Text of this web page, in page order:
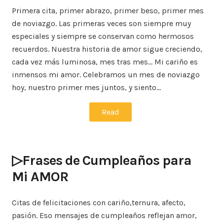
Primera cita, primer abrazo, primer beso, primer mes
de noviazgo. Las primeras veces son siempre muy
especiales y siempre se conservan como hermosos
recuerdos. Nuestra historia de amor sigue creciendo,
cada vez más luminosa, mes tras mes… Mi cariño es
inmensos mi amor. Celebramos un mes de noviazgo
hoy, nuestro primer mes juntos, y siento…
Read
▷Frases de Cumpleaños para
Mi AMOR
Citas de felicitaciones con cariño,ternura, afecto,
pasión. Eso mensajes de cumpleaños reflejan amor,